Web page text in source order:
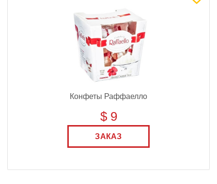
Конфеты Раффаелло
$ 9
ЗАКАЗ